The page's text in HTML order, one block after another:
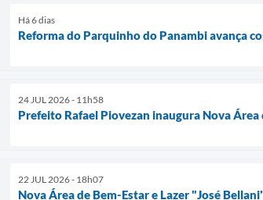
Há 6 dias
Reforma do Parquinho do Panambi avança
24 JUL 2026 - 11h58
Prefeito Rafael Piovezan inaugura Nova
22 JUL 2026 - 18h07
Nova Área de Bem-Estar e Lazer "José